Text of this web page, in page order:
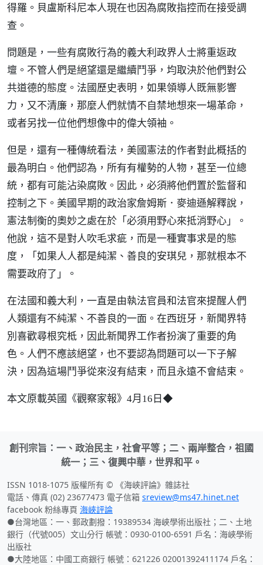
得羅。貝盧斯科尼本人現在也因為腐敗指控而在接受調
查。
問題是，一些有腐敗行為的義大利政界人士將重返政
壇。不管人們是絕望還是繼續鬥爭，均取決於他們對公
共道德的態度。法國歷史表明，如果領導人既無影響
力，又不清廉，那麼人們就情不自禁地想來一場革命，
或者另找一位他們想像中的偉大領袖。
但是，還有一種傳統看法，美國憲法的作者對此概括的
最為明白。他們認為，所有有權勢的人物，甚至一位總
統，都有可能沾染腐敗。因此，必須將他們置於監督和
控制之下。美國早期的政治家詹姆斯．麥迪遜解釋說，
憲法制衡的奧妙之處在於「必須用野心來抵消野心」。
他說，這不是對人吹毛求疵，而是一種實事求是的態
度，「如果人人都是純潔、善良的安琪兒，那就根本不
需要政府了」。
在法國和義大利，一直是由執法官員和法官來提醒人們
人類還有不純潔、不善良的一面。在西班牙，新聞界特
別喜歡尋根究柢，因此新聞界工作者扮演了重要的角
色。人們不應該絕望，也不要認為問題可以一下子解
決，因為這場鬥爭從來沒有結束，而且永遠不會結束。
本文原載英國《觀察家報》4月16日 ◆
創刊宗旨：一、政治民主，社會平等；二、兩岸整合，祖國
統一；三、復興中華，世界和平。
ISSN 1018-1075 版權所有 © 《海峽評論》雜誌社
電話、傳真 (02) 23677473 電子信箱 sreview@ms47.hinet.net
facebook 粉絲專頁 海峽評論
●台灣地區：一、郵政劃撥：19389534 海峽學術出版社；二、土地
銀行（代號005）文山分行 帳號：0930-0100-6591 戶名：海峽學術
出版社
●大陸地區：中國工商銀行 帳號：621226 02001392411174 戶名：